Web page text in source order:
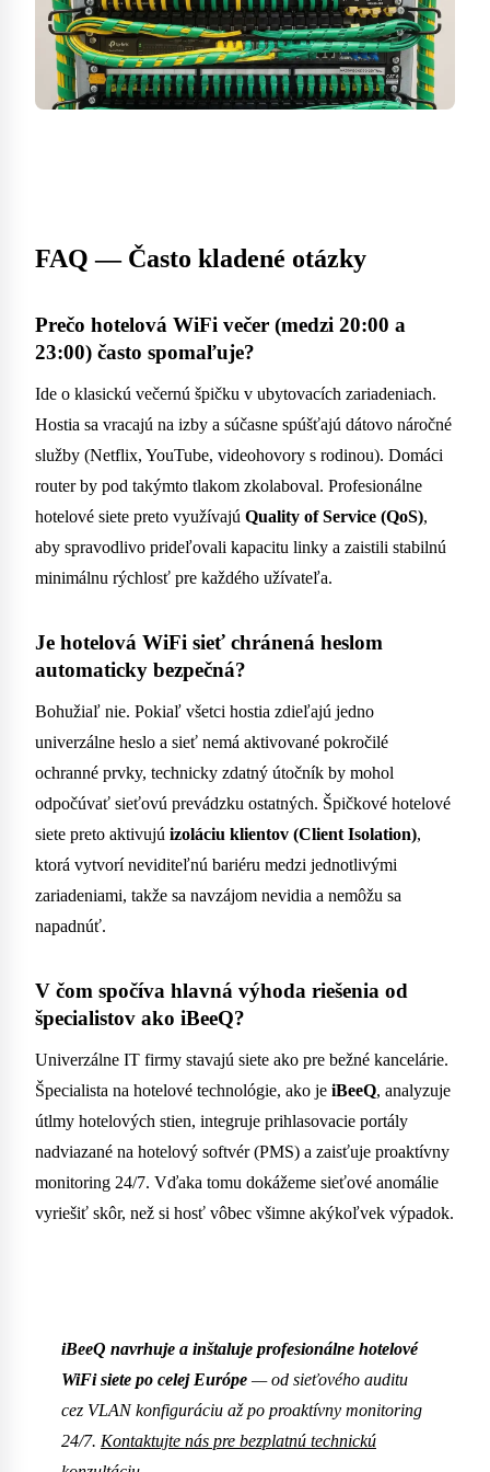
FAQ — Často kladené otázky
Prečo hotelová WiFi večer (medzi 20:00 a
23:00) často spomaľuje?
Ide o klasickú večernú špičku v ubytovacích zariadeniach.
Hostia sa vracajú na izby a súčasne spúšťajú dátovo náročné
služby (Netflix, YouTube, videohovory s rodinou). Domáci
router by pod takýmto tlakom zkolaboval. Profesionálne
hotelové siete preto využívajú Quality of Service (QoS),
aby spravodlivo prideľovali kapacitu linky a zaistili stabilnú
minimálnu rýchlosť pre každého užívateľa.
Je hotelová WiFi sieť chránená heslom
automaticky bezpečná?
Bohužiaľ nie. Pokiaľ všetci hostia zdieľajú jedno
univerzálne heslo a sieť nemá aktivované pokročilé
ochranné prvky, technicky zdatný útočník by mohol
odpočúvať sieťovú prevádzku ostatných. Špičkové hotelové
siete preto aktivujú izoláciu klientov (Client Isolation),
ktorá vytvorí neviditeľnú bariéru medzi jednotlivými
zariadeniami, takže sa navzájom nevidia a nemôžu sa
napadnúť.
V čom spočíva hlavná výhoda riešenia od
špecialistov ako iBeeQ?
Univerzálne IT firmy stavajú siete ako pre bežné kancelárie.
Špecialista na hotelové technológie, ako je iBeeQ, analyzuje
útlmy hotelových stien, integruje prihlasovacie portály
nadviazané na hotelový softvér (PMS) a zaisťuje proaktívny
monitoring 24/7. Vďaka tomu dokážeme sieťové anomálie
vyriešiť skôr, než si hosť vôbec všimne akýkoľvek výpadok.
iBeeQ navrhuje a inštaluje profesionálne hotelové
WiFi siete po celej Európe — od sieťového auditu
cez VLAN konfiguráciu až po proaktívny monitoring
24/7. Kontaktujte nás pre bezplatnú technickú